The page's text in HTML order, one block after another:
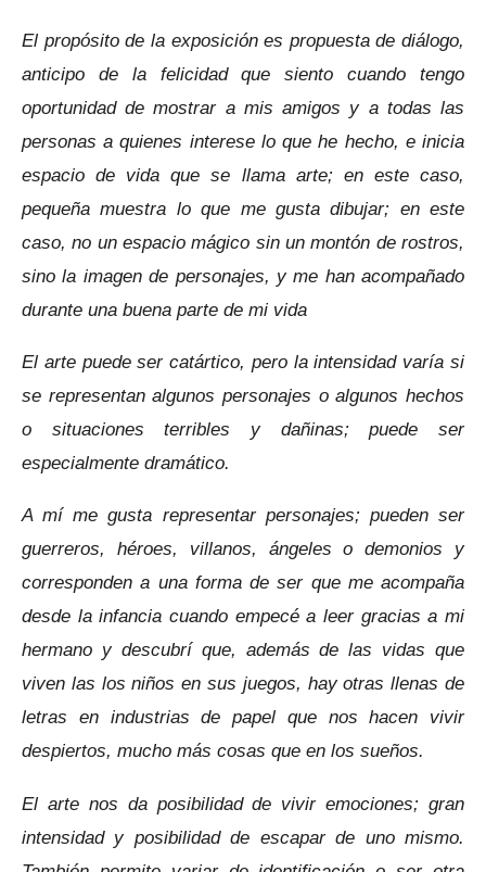
El propósito de la exposición es propuesta de diálogo,
anticipo de la felicidad que siento cuando tengo
oportunidad de mostrar a mis amigos y a todas las
personas a quienes interese lo que he hecho, e inicia
espacio de vida que se llama arte; en este caso,
pequeña muestra lo que me gusta dibujar; en este
caso, no un espacio mágico sin un montón de rostros,
sino la imagen de personajes, y me han acompañado
durante una buena parte de mi vida
El arte puede ser catártico, pero la intensidad varía si
se representan algunos personajes o algunos hechos
o situaciones terribles y dañinas; puede ser
especialmente dramático.
A mí me gusta representar personajes; pueden ser
guerreros, héroes, villanos, ángeles o demonios y
corresponden a una forma de ser que me acompaña
desde la infancia cuando empecé a leer gracias a mi
hermano y descubrí que, además de las vidas que
viven las los niños en sus juegos, hay otras llenas de
letras en industrias de papel que nos hacen vivir
despiertos, mucho más cosas que en los sueños.
El arte nos da posibilidad de vivir emociones; gran
intensidad y posibilidad de escapar de uno mismo.